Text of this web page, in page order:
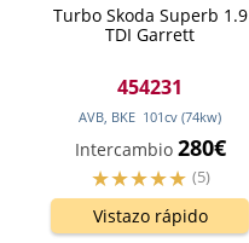
Turbo Skoda Superb 1.9
TDI Garrett
454231
AVB, BKE 101cv (74kw)
Intercambio 280€
(5)
Vistazo rápido